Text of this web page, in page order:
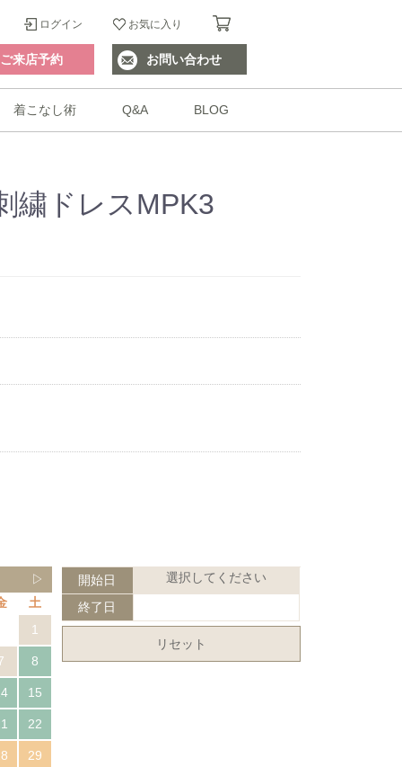
ログイン お気に入り
ご来店予約 お問い合わせ
着こなし術 Q&A BLOG
繍ドレスMPK3
▷
土
1
8
15
22
29
開始日 選択してください
終了日
リセット